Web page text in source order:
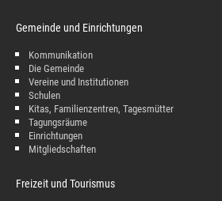
Gemeinde und Einrichtungen
Kommunikation
Die Gemeinde
Vereine und Institutionen
Schulen
Kitas, Familienzentren, Tagesmütter
Tagungsräume
Einrichtungen
Mitgliedschaften
Freizeit und Tourismus